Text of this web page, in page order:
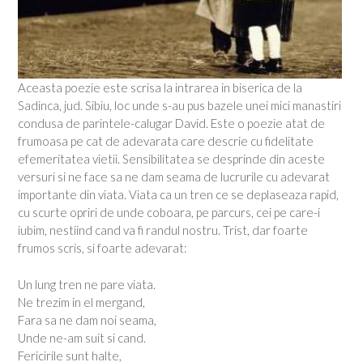
Aceasta poezie este scrisa la intrarea in biserica de la
Sadinca, jud. Sibiu, loc unde s-au pus bazele unei mici manastiri
condusa de parintele-calugar David. Este o poezie atat de
frumoasa pe cat de adevarata care descrie cu fidelitate
efemeritatea vietii. Sensibilitatea se desprinde din aceste
versuri si ne face sa ne dam seama de lucrurile cu adevarat
importante din viata. Viata ca un tren ce se deplaseaza rapid,
cu scurte opriri de unde coboara, pe parcurs, cei pe care-i
iubim, nestiind cand va fi randul nostru. Trist, dar foarte
frumos scris, si foarte adevarat:
Un lung tren ne pare viata.
Ne trezim in el mergand,
Fara sa ne dam noi seama,
Unde ne-am suit si cand.
Fericirile sunt halte,